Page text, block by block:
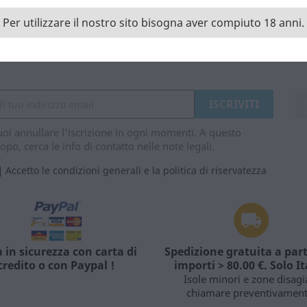
annullare l'iscrizione in ogni momenti. A questo
cerca le info di contatto nelle note legali.
Accetto le condizioni generali e la politica di riservatezza
in sicurezza con carta di
o con Paypal !
Spedizione gratuita a
importi > 80.00 €. Solo
Isole minori e zone
chiamare
Per utilizzare il nostro sito bisogna aver compiuto 18 anni.